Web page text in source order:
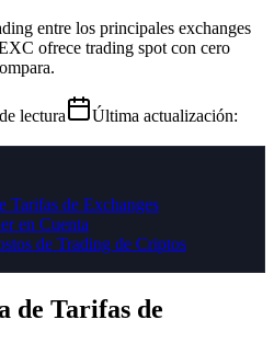
entre los principales exchanges
ofrece trading spot con cero
lectura Última actualización:
Tarifas de Exchanges
en Cuenta
de Trading de Criptos
de Tarifas de